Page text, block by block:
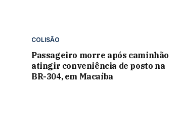
COLISÃO
Passageiro morre após caminhão
atingir conveniência de posto na
BR-304, em Macaíba